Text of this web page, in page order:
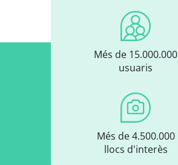
Més de 15.000.000
usuaris
Més de 4.500.000
llocs d'interès